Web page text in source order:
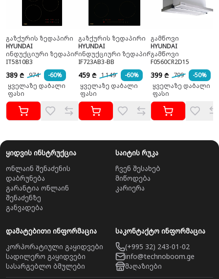
გაზქურის ზედაპირი
HYUNDAI
ინდუქციური ზედაპირი
IT5810B3
389 ₾ 974
-60%
ყველაზე დაბალი
ფასი
გაზქურის ზედაპირი
HYUNDAI
ინდუქციური ზედაპირი
IF723AB3-BB
459 ₾ 1 149
-60%
ყველაზე დაბალი
ფასი
გამწოვი
HYUNDAI
გამწოვი
F0560CR2D15
399 ₾ 799
-50%
ყველაზე დაბალი
ფასი
ყიდვის ინსტრუქცია
ონლაინ შენაძენის
დაბრუნება
გარანტია ონლაინ
შენაძენზე
განვადება
საიტის რუკა
ჩვენ შესახებ
მიწოდება
კარიერა
დამატებითი ინფორმაცია
კორპორატიული გაყიდვები
სადილერო გაყიდვები
სასარგებლო ბმულები
საკონტაქტო ინფორმაცია
(+995 32) 243-01-02
info@technoboom.ge
მაღაზიები